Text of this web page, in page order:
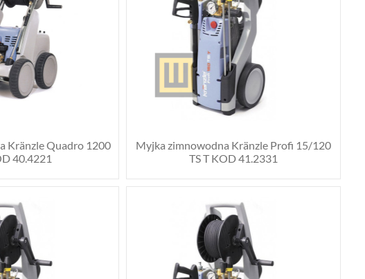
Kränzle Quadro 1200
40.4221
Myjka zimnowodna Kränzle Profi 15/120
TS T KOD 41.2331